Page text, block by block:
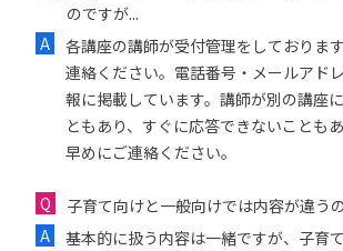
のですが...
各講座の講師が受付管理をしておりま
連絡ください。電話番号・メールアド
報に掲載しています。講師が別の講座
ともあり、すぐに応答できないことも
早めにご連絡ください。
子育て向けと一般向けでは内容が違う
基本的に扱う内容は一緒ですが、子育